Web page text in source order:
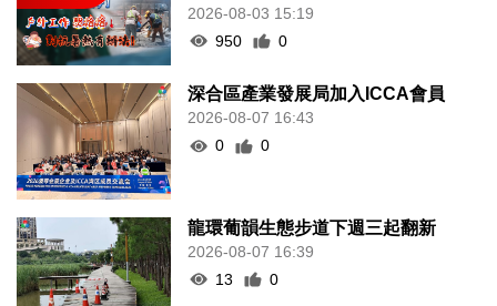
2026-08-03 15:19
950
0
深合區產業發展局加入ICCA會員
2026-08-07 16:43
0
0
龍環葡韻生態步道下週三起翻新
2026-08-07 16:39
13
0